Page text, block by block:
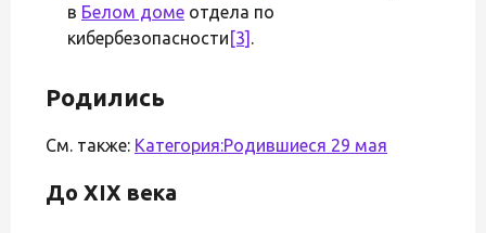
в Белом доме отдела по
кибербезопасности [3] .
Родились
См. также: Категория:Родившиеся 29 мая
До XIX века